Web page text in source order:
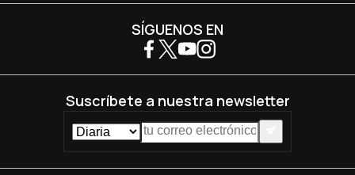
SÍGUENOS EN
Suscríbete a nuestra newsletter